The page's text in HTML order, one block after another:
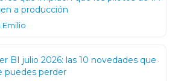
a producción
Emilio
BI julio 2026: las 10 novedades que
puedes perder